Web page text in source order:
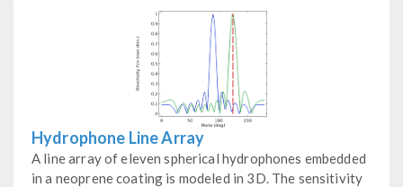
Hydrophone Line Array
A line array of eleven spherical hydrophones embedded
in a neoprene coating is modeled in 3D. The sensitivity